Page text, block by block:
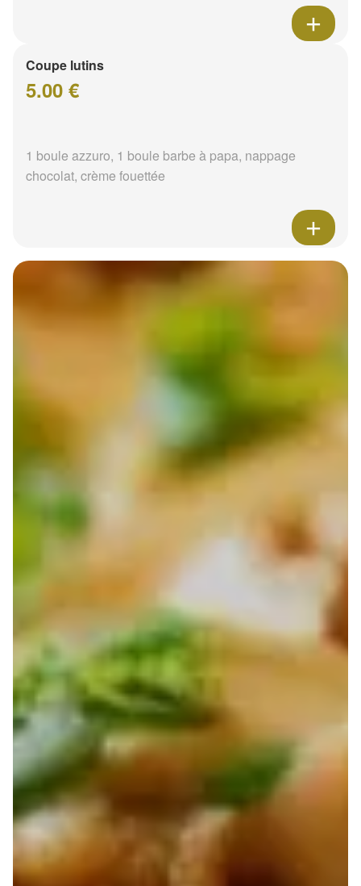
Coupe lutins
5.00 €
1 boule azzuro, 1 boule barbe à papa, nappage
chocolat, crème fouettée